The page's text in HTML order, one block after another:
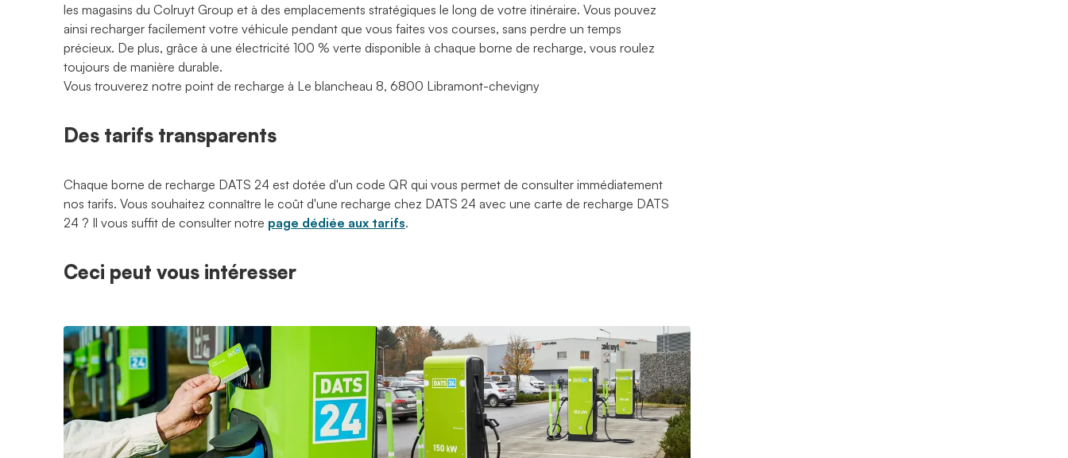
les magasins du Colruyt Group et à des emplacements stratégiques le long de votre itinéraire. Vous pouvez
ainsi recharger facilement votre véhicule pendant que vous faites vos courses, sans perdre un temps
précieux. De plus, grâce à une électricité 100 % verte disponible à chaque borne de recharge, vous roulez
toujours de manière durable.
Vous trouverez notre point de recharge à Le blancheau 8, 6800 Libramont-chevigny
Des tarifs transparents
Chaque borne de recharge DATS 24 est dotée d'un code QR qui vous permet de consulter immédiatement
nos tarifs. Vous souhaitez connaître le coût d'une recharge chez DATS 24 avec une carte de recharge DATS
24 ? Il vous suffit de consulter notre page dédiée aux tarifs.
Ceci peut vous intéresser